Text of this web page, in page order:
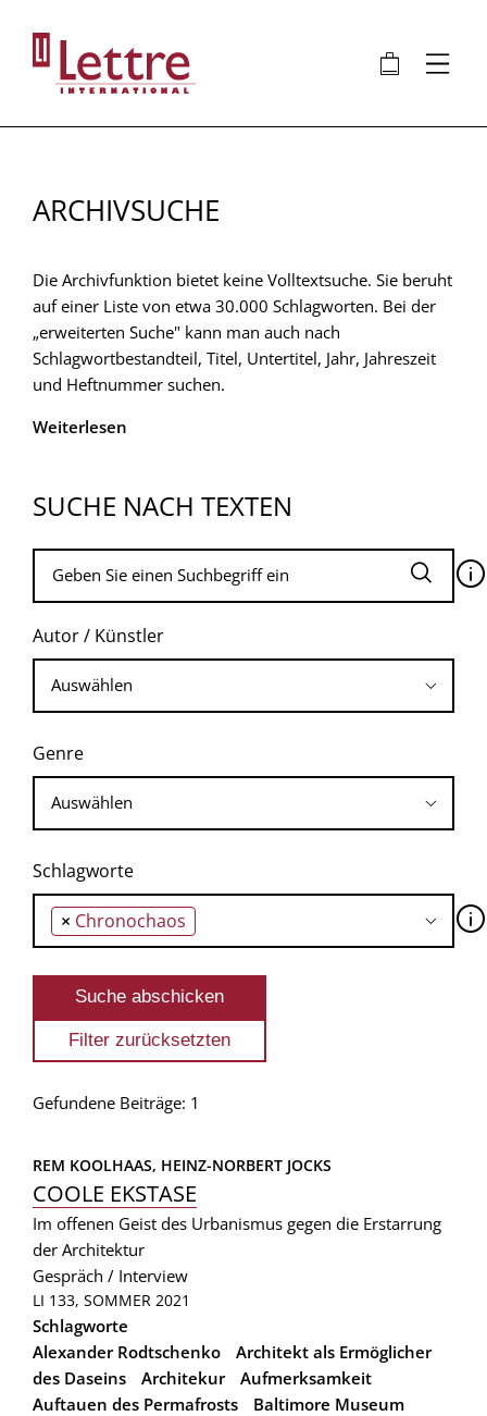
Inhalt
🛍 ⋮
ARCHIVSUCHE
Die Archivfunktion bietet keine Volltextsuche. Sie beruht
auf einer Liste von etwa 30.000 Schlagworten. Bei der
„erweiterten Suche" kann man auch nach
Schlagwortbestandteil, Titel, Untertitel, Jahr, Jahreszeit
und Heftnummer suchen.
Weiterlesen
SUCHE NACH TEXTEN
🛈
Autor / Künstler
Genre
Schlagworte
× Chronochaos 🛈
Gefundene Beiträge: 1
REM KOOLHAAS, HEINZ-NORBERT JOCKS
COOLE EKSTASE
Im offenen Geist des Urbanismus gegen die Erstarrung
der Architektur
Gespräch / Interview
LI 133, SOMMER 2021
Schlagworte
Alexander Rodtschenko
Architekt als Ermöglicher
des Daseins
Architekur
Aufmerksamkeit
Auftauen des Permafrosts
Baltimore Museum